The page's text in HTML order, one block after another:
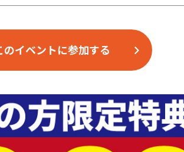
のイベントに参加する